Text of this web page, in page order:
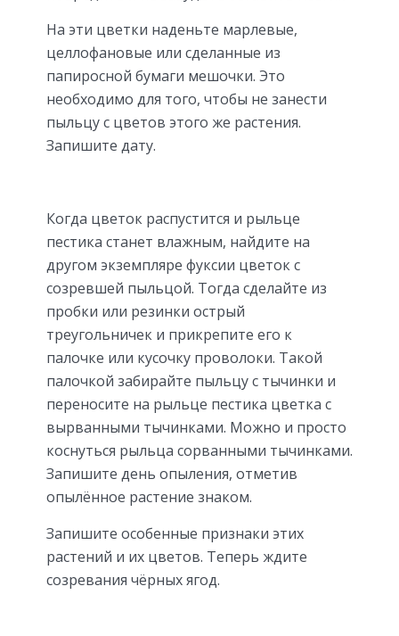
На эти цветки наденьте марлевые,
целлофановые или сделанные из
папиросной бумаги мешочки. Это
необходимо для того, чтобы не занести
пыльцу с цветов этого же растения.
Запишите дату.
Когда цветок распустится и рыльце
пестика станет влажным, найдите на
другом экземпляре фуксии цветок с
созревшей пыльцой. Тогда сделайте из
пробки или резинки острый
треугольничек и прикрепите его к
палочке или кусочку проволоки. Такой
палочкой забирайте пыльцу с тычинки и
переносите на рыльце пестика цветка с
вырванными тычинками. Можно и просто
коснуться рыльца сорванными тычинками.
Запишите день опыления, отметив
опылённое растение знаком.
Запишите особенные признаки этих
растений и их цветов. Теперь ждите
созревания чёрных ягод.